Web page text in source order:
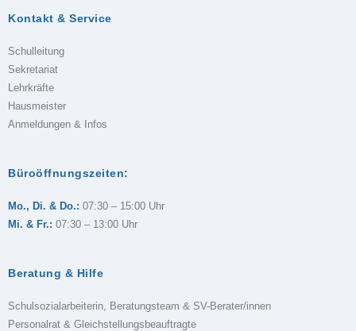
Kontakt & Service
Schulleitung
Sekretariat
Lehrkräfte
Hausmeister
Anmeldungen & Infos
Büroöffnungszeiten:
Mo., Di. & Do.: 07:30 – 15:00 Uhr
Mi. & Fr.: 07:30 – 13:00 Uhr
Beratung & Hilfe
Schulsozialarbeiterin, Beratungsteam & SV-Berater/innen
Personalrat & Gleichstellungsbeauftragte